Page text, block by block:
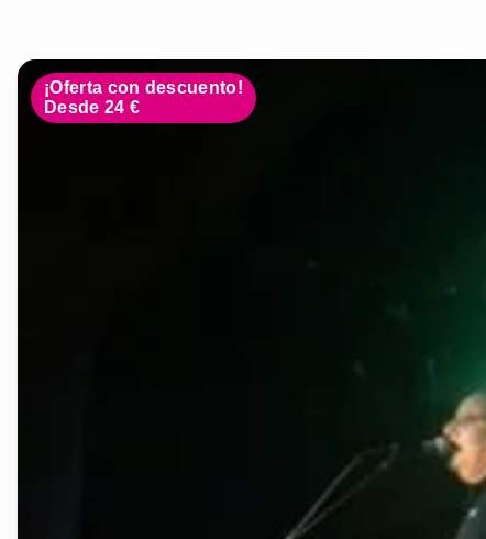
¡Oferta con descuento!
Desde 24 €